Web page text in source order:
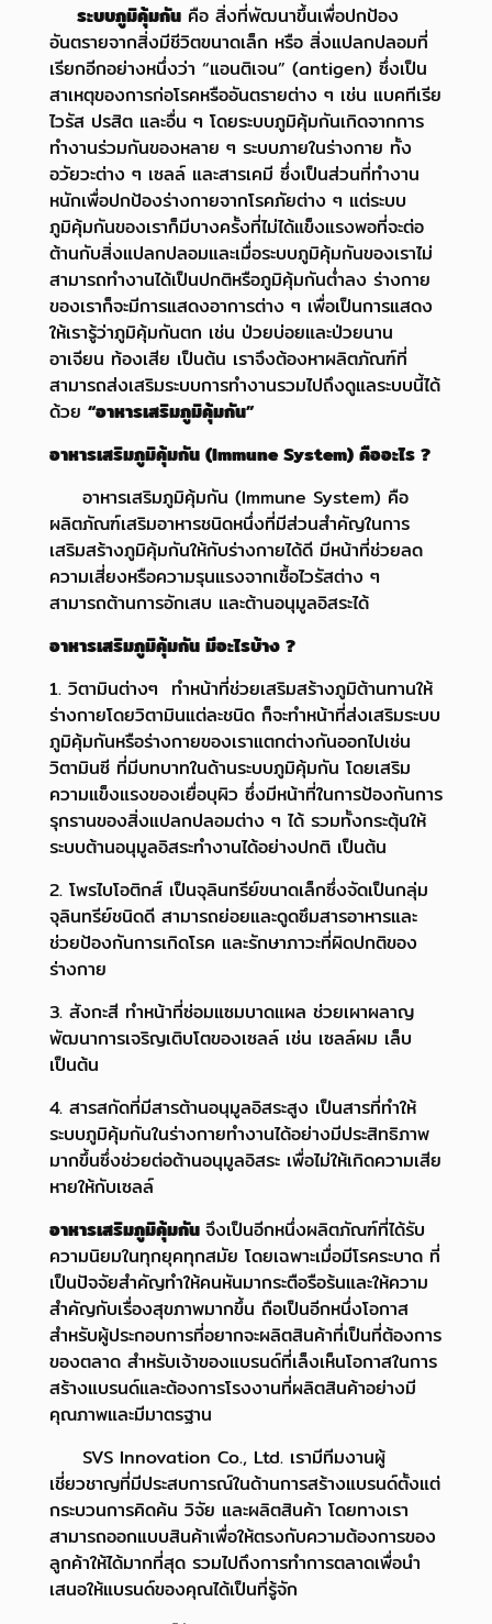
ระบบภูมิคุ้มกัน คือ สิ่งที่พัฒนาขึ้นเพื่อปกป้อง
อันตรายจากสิ่งมีชีวิตขนาดเล็ก หรือ สิ่งแปลกปลอมที่
เรียกอีกอย่างหนึ่งว่า “แอนติเจน” (antigen) ซึ่งเป็น
สาเหตุของการก่อโรคหรืออันตรายต่าง ๆ เช่น แบคทีเรีย
ไวรัส ปรสิต และอื่น ๆ โดยระบบภูมิคุ้มกันเกิดจากการ
ทำงานร่วมกันของหลาย ๆ ระบบภายในร่างกาย ทั้ง
อวัยวะต่าง ๆ เซลล์ และสารเคมี ซึ่งเป็นส่วนที่ทำงาน
หนักเพื่อปกป้องร่างกายจากโรคภัยต่าง ๆ แต่ระบบ
ภูมิคุ้มกันของเราก็มีบางครั้งที่ไม่ได้แข็งแรงพอที่จะต่อ
ต้านกับสิ่งแปลกปลอมและเมื่อระบบภูมิคุ้มกันของเราไม่
สามารถทำงานได้เป็นปกติหรือภูมิคุ้มกันต่ำลง ร่างกาย
ของเราก็จะมีการแสดงอาการต่าง ๆ เพื่อเป็นการแสดง
ให้เรารู้ว่าภูมิคุ้มกันตก เช่น ป่วยบ่อยและป่วยนาน
อาเจียน ท้องเสีย เป็นต้น เราจึงต้องหาผลิตภัณฑ์ที่
สามารถส่งเสริมระบบการทำงานรวมไปถึงดูแลระบบนี้ได้
ด้วย “อาหารเสริมภูมิคุ้มกัน”
อาหารเสริมภูมิคุ้มกัน (Immune System) คืออะไร ?
อาหารเสริมภูมิคุ้มกัน (Immune System) คือ
ผลิตภัณฑ์เสริมอาหารชนิดหนึ่งที่มีส่วนสำคัญในการ
เสริมสร้างภูมิคุ้มกันให้กับร่างกายได้ดี มีหน้าที่ช่วยลด
ความเสี่ยงหรือความรุนแรงจากเชื้อไวรัสต่าง ๆ
สามารถต้านการอักเสบ และต้านอนุมูลอิสระได้
อาหารเสริมภูมิคุ้มกัน มีอะไรบ้าง ?
1. วิตามินต่างๆ ทำหน้าที่ช่วยเสริมสร้างภูมิต้านทานให้
ร่างกายโดยวิตามินแต่ละชนิด ก็จะทำหน้าที่ส่งเสริมระบบ
ภูมิคุ้มกันหรือร่างกายของเราแตกต่างกันออกไปเช่น
วิตามินซี ที่มีบทบาทในด้านระบบภูมิคุ้มกัน โดยเสริม
ความแข็งแรงของเยื่อบุผิว ซึ่งมีหน้าที่ในการป้องกันการ
รุกรานของสิ่งแปลกปลอมต่าง ๆ ได้ รวมทั้งกระตุ้นให้
ระบบต้านอนุมูลอิสระทำงานได้อย่างปกติ เป็นต้น
2. โพรไบโอติกส์ เป็นจุลินทรีย์ขนาดเล็กซึ่งจัดเป็นกลุ่ม
จุลินทรีย์ชนิดดี สามารถย่อยและดูดซึมสารอาหารและ
ช่วยป้องกันการเกิดโรค และรักษาภาวะที่ผิดปกติของ
ร่างกาย
3. สังกะสี ทำหน้าที่ซ่อมแซมบาดแผล ช่วยเผาผลาญ
พัฒนาการเจริญเติบโตของเซลล์ เช่น เซลล์ผม เล็บ
เป็นต้น
4. สารสกัดที่มีสารต้านอนุมูลอิสระสูง เป็นสารที่ทำให้
ระบบภูมิคุ้มกันในร่างกายทำงานได้อย่างมีประสิทธิภาพ
มากขึ้นซึ่งช่วยต่อต้านอนุมูลอิสระ เพื่อไม่ให้เกิดความเสีย
หายให้กับเซลล์
อาหารเสริมภูมิคุ้มกัน จึงเป็นอีกหนึ่งผลิตภัณฑ์ที่ได้รับ
ความนิยมในทุกยุคทุกสมัย โดยเฉพาะเมื่อมีโรคระบาด ที่
เป็นปัจจัยสำคัญทำให้คนหันมากระตือรือร้นและให้ความ
สำคัญกับเรื่องสุขภาพมากขึ้น ถือเป็นอีกหนึ่งโอกาส
สำหรับผู้ประกอบการที่อยากจะผลิตสินค้าที่เป็นที่ต้องการ
ของตลาด สำหรับเจ้าของแบรนด์ที่เล็งเห็นโอกาสในการ
สร้างแบรนด์และต้องการโรงงานที่ผลิตสินค้าอย่างมี
คุณภาพและมีมาตรฐาน
SVS Innovation Co., Ltd. เรามีทีมงานผู้
เชี่ยวชาญที่มีประสบการณ์ในด้านการสร้างแบรนด์ตั้งแต่
กระบวนการคิดค้น วิจัย และผลิตสินค้า โดยทางเรา
สามารถออกแบบสินค้าเพื่อให้ตรงกับความต้องการของ
ลูกค้าให้ได้มากที่สุด รวมไปถึงการทำการตลาดเพื่อนำ
เสนอให้แบรนด์ของคุณได้เป็นที่รู้จัก